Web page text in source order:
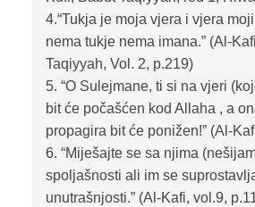
4.“Tukja je moja vjera i vjera
nema tukje nema imana.” (Al-
Taqiyyah, Vol. 2, p.219)
5. “O Sulejmane, ti si na vjeri
bit će počašćen kod Allaha , a
propagira bit će ponižen!” (Al-
6. “Miješajte se sa njima
spoljašnosti ali im se
unutrašnjosti.” (Al-Kafi, vol.9,